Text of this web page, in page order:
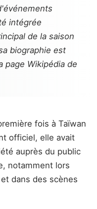
intégrée
de la saison
biographie est
page Wikipédia de
fois à Taïwan
officiel, elle avait
auprès du public
notamment lors
dans des scènes